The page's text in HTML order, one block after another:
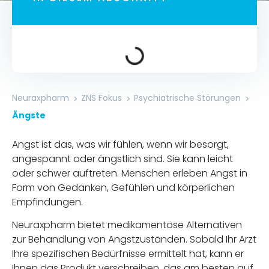
Neuraxpharm ZNS Fokus
Psychiatrische Störungen
Ängste
Angst ist das, was wir fühlen, wenn wir besorgt,
angespannt oder ängstlich sind. Sie kann leicht
oder schwer auftreten. Menschen erleben Angst in
Form von Gedanken, Gefühlen und körperlichen
Empfindungen.
Neuraxpharm bietet medikamentöse Alternativen
zur Behandlung von Angstzuständen. Sobald Ihr Arzt
Ihre spezifischen Bedürfnisse ermittelt hat, kann er